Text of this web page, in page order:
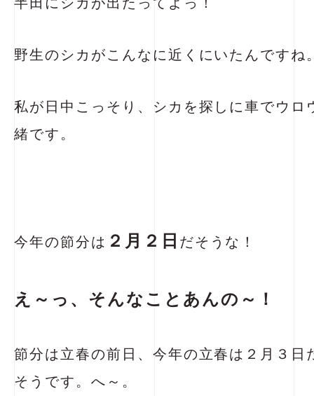
野生のシカがこんなに近くにいたんですね
私が日中こっそり、シカを探しに車でウロ
緒です。
今年の節分は ２月２日 だそうな！
え～っ、そんなことあんの～！
節分は立春の前日、今年の立春は２月３日
そうです。へ～。